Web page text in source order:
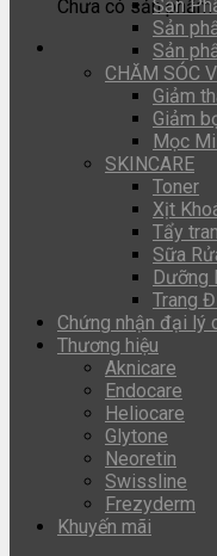
Chưa có sản phẩm
Sản
Sản
Sản
CHĂM SÓC
Giảm
Giảm
Mọc
SKINCARE
Toner
Xịt
Tẩy
Sữa
Dưỡng
Trang
Chứng nhận đại lý
Thương hiệu
Aknicare
Endocare
Heliocare
Glytone
Neoretin
Swissline
Frezyderm
Khuyến mãi